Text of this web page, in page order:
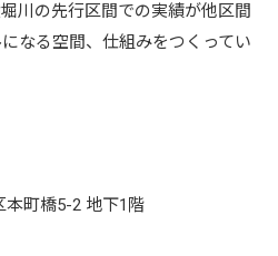
川の先行区間での実績が他区間
なる空間、仕組みをつくってい
町橋5-2 地下1階